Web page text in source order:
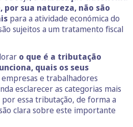
por sua natureza, não são
para a atividade económica do
sujeitos a um tratamento fiscal
o que é a tributação
quais os seus
e trabalhadores
esclarecer as categorias mais
por essa tributação, de forma a
clara sobre este importante